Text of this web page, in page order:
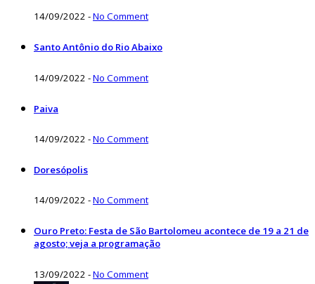
14/09/2022 -No Comment
Santo Antônio do Rio Abaixo
14/09/2022 -No Comment
Paiva
14/09/2022 -No Comment
Doresópolis
14/09/2022 -No Comment
Ouro Preto: Festa de São Bartolomeu acontece de 19 a 21 de
agosto; veja a programação
13/09/2022 -No Comment